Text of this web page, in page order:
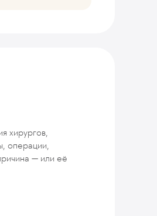
хирургов,
операции,
— или её